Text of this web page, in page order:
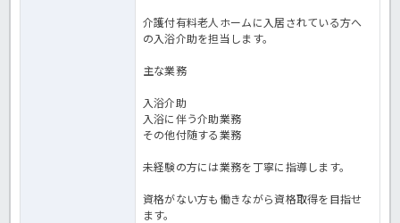
介護付有料老人ホームに入居されている方へ
の入浴介助を担当します。
主な業務
入浴介助
入浴に伴う介助業務
その他付随する業務
未経験の方には業務を丁寧に指導します。
資格がない方も働きながら資格取得を目指せ
ます。